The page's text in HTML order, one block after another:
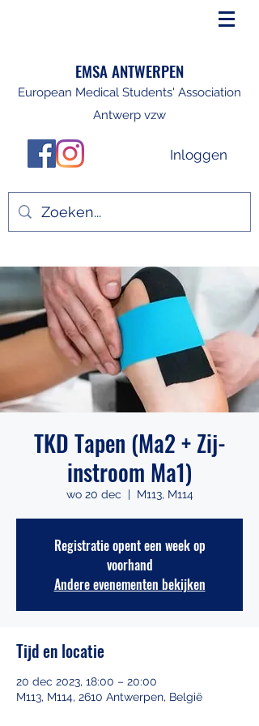
EMSA ANTWERPEN
European Medical Students' Association
Antwerp vzw
Inloggen
TKD Tapen (Ma2 + Zij-
instroom Ma1)
wo 20 dec
  |
M113, M114
Registratie opent een week op
voorhand
Andere evenementen bekijken
Tijd en locatie
20 dec 2023, 18:00 – 20:00
M113, M114, 2610 Antwerpen, België